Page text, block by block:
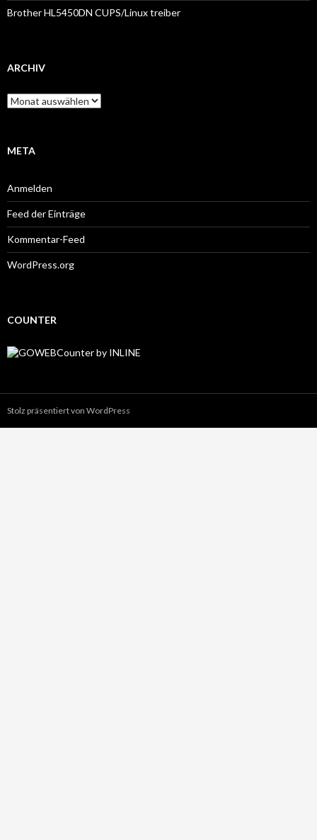
Brother HL5450DN CUPS/Linux treiber
ARCHIV
Archiv
META
Anmelden
Feed der Einträge
Kommentar-Feed
WordPress.org
COUNTER
Stolz präsentiert von WordPress